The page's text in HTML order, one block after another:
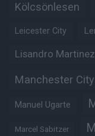
Kölcsönlesen
Leicester City
Lisandro Martinez
Manchester City
Manuel Ugarte
Marcel Sabitzer